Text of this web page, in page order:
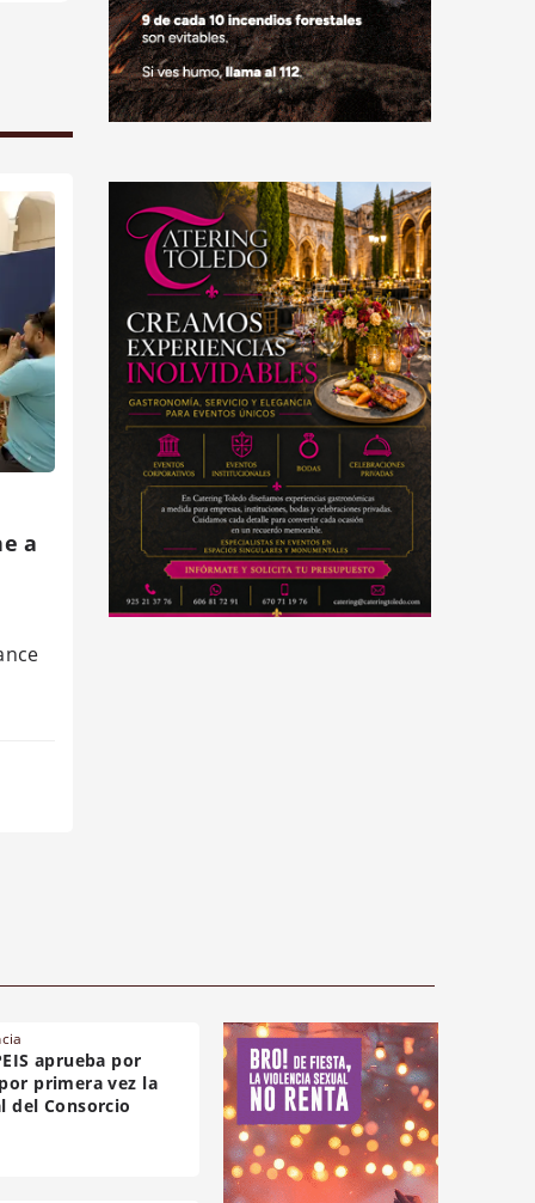
a
aprueba por
primera vez la
del Consorcio